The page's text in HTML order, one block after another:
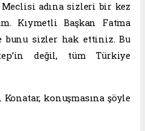
Meclisi adına sizleri bir kez
Kıymetli Başkan Fatma
bunu sizler hak ettiniz. Bu
değil, tüm Türkiye
Konatar, konuşmasına şöyle